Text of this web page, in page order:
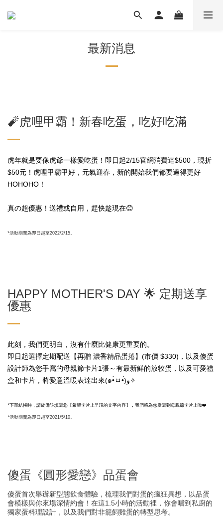
最新消息
🧨虎哩甲霸！新春吃蛋，吃好吃滿
虎年就是要像虎爺一樣愛吃蛋！即日起2/15官網消費達$500，現折
$50元！虎哩甲霸甲好，元氣迎春，新的開始我們都要過得更好
HOHOHO！
真の超優惠！送禮或自用，趕快趁現在😊
*活動期間為即日起至2022/2/15。
HAPPY MOTHER'S DAY 🌟 定期送享
優惠
此刻，我們更明白，沒有什麼比健康更重要的。
即日起選擇定期配送【再贈 濃香精品蛋捲】(市價 $330)，以及傻蛋
設計師為您手寫的母親節卡片1張～有最新鮮的放牧蛋，以及可愛禮
盒和卡片，
將愛意溫暖表達出來(๑•̀ㅂ•́)و✧
*下單結帳時，請於備註填寫您【希望卡片上呈現的文字內容】，我們將為您謄寫到母親節卡片上呦❤️
*活動期間為即日起至2021/5/10。
傻蛋《圓形愛戀》品蛋會
傻蛋首次舉辦新型態飲食體驗，梳理我們對蛋的瘋狂異想，以品蛋
會模樣與你來場深情約會！在這1.5小時的活動裡，你會嚐到私廚的
獨家蛋料理設計，以及我們對非籠飼雞蛋的轉型思考。